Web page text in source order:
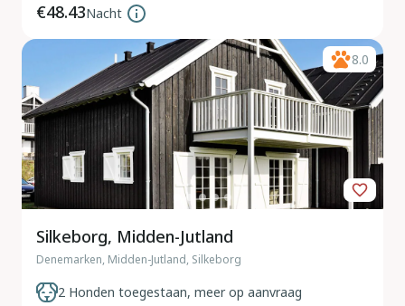
€48.43Nacht
8.0
Silkeborg, Midden-Jutland
Denemarken, Midden-Jutland, Silkeborg
2 Honden toegestaan, meer op aanvraag